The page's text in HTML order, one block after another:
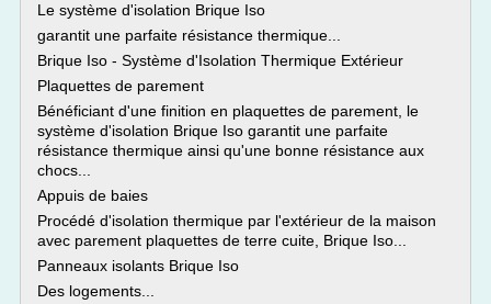
Le système d'isolation Brique Iso
garantit une parfaite résistance thermique...
Brique Iso - Système d'Isolation Thermique Extérieur
Plaquettes de parement
Bénéficiant d'une finition en plaquettes de parement, le
système d'isolation Brique Iso garantit une parfaite
résistance thermique ainsi qu'une bonne résistance aux
chocs...
Appuis de baies
Procédé d'isolation thermique par l'extérieur de la maison
avec parement plaquettes de terre cuite, Brique Iso...
Panneaux isolants Brique Iso
Des logements...